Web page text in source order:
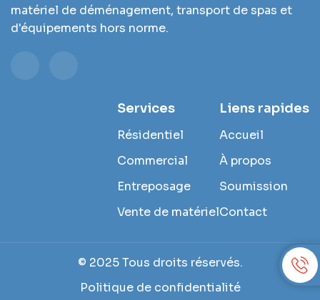
matériel de déménagement, transport de spas et
d'équipements hors norme.
Services
Résidentiel
Commercial
Entreposage
Vente de matériel
Liens rapides
Accueil
À propos
Soumission
Contact
© 2025 Tous droits réservés.
Politique de confidentialité